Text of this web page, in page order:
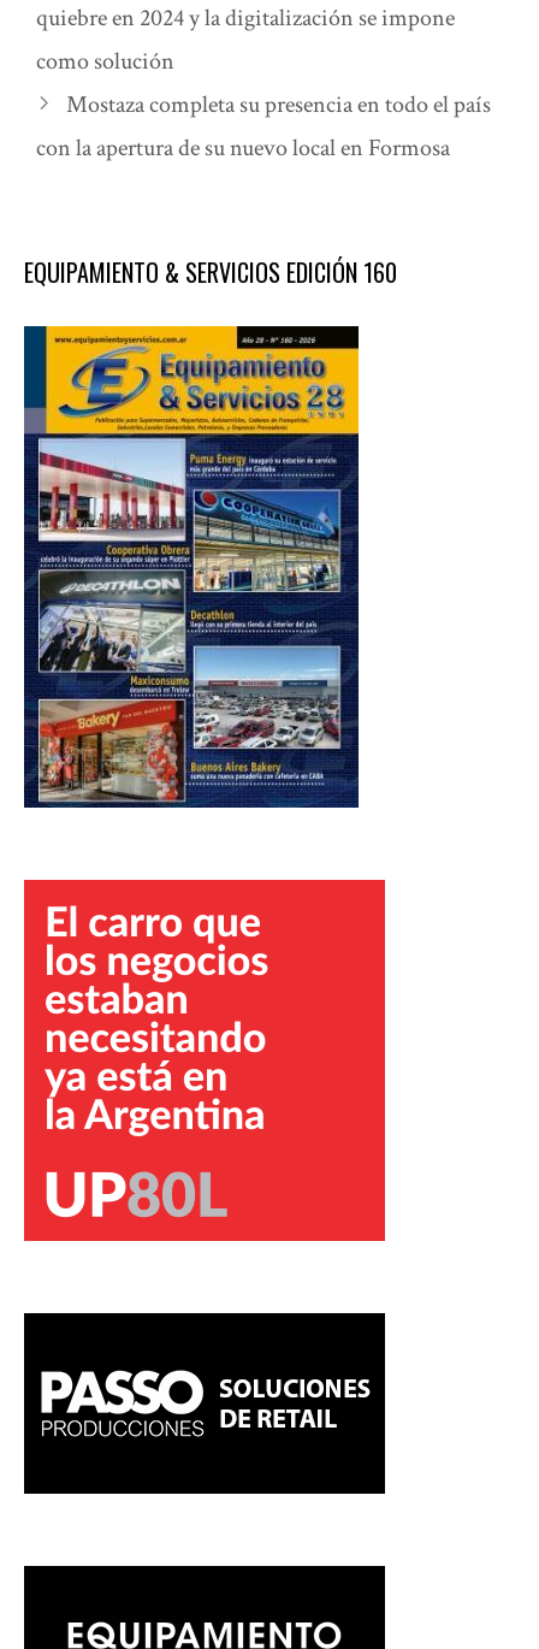
quiebre en 2024 y la digitalización se impone
como solución
Mostaza completa su presencia en todo el país
con la apertura de su nuevo local en Formosa
EQUIPAMIENTO & SERVICIOS EDICIÓN 160